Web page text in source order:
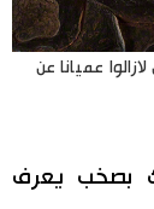
عميانا عن
بصخب يعرف